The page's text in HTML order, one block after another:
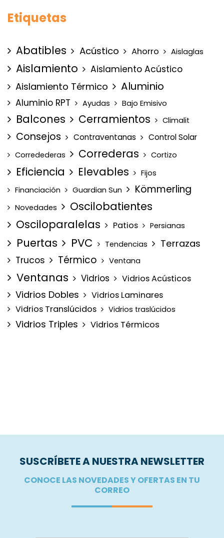
Etiquetas
Abatibles Acústico Ahorro Aislaglas
Aislamiento Aislamiento Acústico
Aislamiento Térmico Aluminio
Aluminio RPT Ayudas Bajo Emisivo
Balcones Cerramientos Climalit
Consejos Contraventanas Control Solar
Corredederas Correderas Cortizo
Eficiencia Elevables
Fijos
Financiación
Guardian Sun Kömmerling
Novedades
Oscilobatientes
Osciloparalelas
Patios Persianas
Puertas PVC Tendencias Terrazas
Trucos Térmico Ventana
Ventanas Vidrios Vidrios Acústicos
Vidrios Dobles
Vidrios Laminares
Vidrios Translúcidos
Vidrios traslúcidos
Vidrios Triples Vidrios Térmicos
SUSCRÍBETE A NUESTRA NEWSLETTER
CONOCE LAS NOVEDADES Y OFERTAS EN TU
CORREO